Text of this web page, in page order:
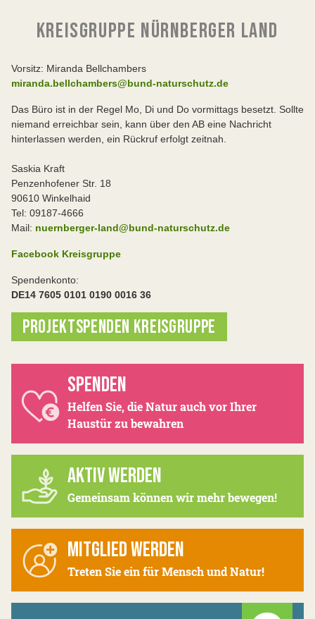
KREISGRUPPE NÜRNBERGER LAND
Vorsitz: Miranda Bellchambers
miranda.bellchambers@bund-naturschutz.de
Das Büro ist in der Regel Mo, Di und Do vormittags besetzt. Sollte
niemand erreichbar sein, kann über den AB eine Nachricht
hinterlassen werden, ein Rückruf erfolgt zeitnah.
Saskia Kraft
Penzenhofener Str. 18
90610 Winkelhaid
Tel: 09187-4666
Mail: nuernberger-land@bund-naturschutz.de
Facebook Kreisgruppe
Spendenkonto:
DE14 7605 0101 0190 0016 36
PROJEKTSPENDEN KREISGRUPPE
SPENDEN
Helfen Sie, die Natur auch vor Ihrer
Haustür zu bewahren
AKTIV WERDEN
Gemeinsam können wir mehr bewegen!
MITGLIED WERDEN
Treten Sie ein für Mensch und Natur!